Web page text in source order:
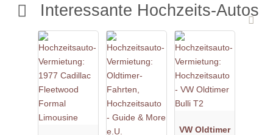
Interessante Hochzeits-Autos
VW Oldtimer